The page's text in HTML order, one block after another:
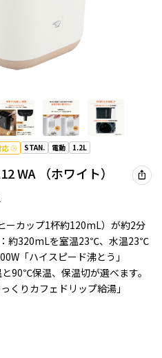
応 STAN. 電動 1.2L
WA （ホワイト）
カップ1杯約120mL）が約2分
：約320mLを室温23℃、水温23℃
「ハイスピード沸とう」
90℃保温、保温切が選べます。
くりカフェドリップ給湯」